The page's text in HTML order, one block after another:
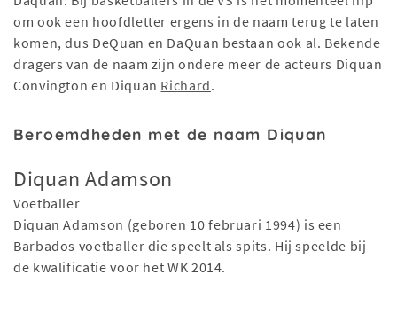
om ook een hoofdletter ergens in de naam terug te laten
komen, dus DeQuan en DaQuan bestaan ook al. Bekende
dragers van de naam zijn ondere meer de acteurs Diquan
Convington en Diquan Richard.
Beroemdheden met de naam Diquan
Diquan Adamson
Voetballer
Diquan Adamson (geboren 10 februari 1994) is een
Barbados voetballer die speelt als spits. Hij speelde bij
de kwalificatie voor het WK 2014.